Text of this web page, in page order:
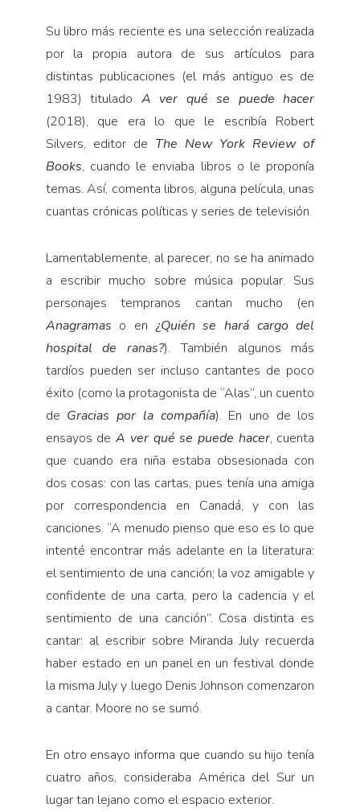
Su libro más reciente es una selección realizada
por la propia autora de sus artículos para
distintas publicaciones (el más antiguo es de
1983) titulado A ver qué se puede hacer
(2018), que era lo que le escribía Robert
Silvers, editor de The New York Review of
Books, cuando le enviaba libros o le proponía
temas. Así, comenta libros, alguna película, unas
cuantas crónicas políticas y series de televisión.
Lamentablemente, al parecer, no se ha animado
a escribir mucho sobre música popular. Sus
personajes tempranos cantan mucho (en
Anagramas o en¿Quién se hará cargo del
hospital de ranas?). También algunos más
tardíos pueden ser incluso cantantes de poco
éxito (como la protagonista de “Alas”, un cuento
de Gracias por la compañía). En uno de los
ensayos deA ver qué se puede hacer, cuenta
que cuando era niña estaba obsesionada con
dos cosas: con las cartas, pues tenía una amiga
por correspondencia en Canadá, y con las
canciones. “A menudo pienso que eso es lo que
intenté encontrar más adelante en la literatura:
el sentimiento de una canción; la voz amigable y
confidente de una carta, pero la cadencia y el
sentimiento de una canción”. Cosa distinta es
cantar: al escribir sobre Miranda July recuerda
haber estado en un panel en un festival donde
la misma July y luego Denis Johnson comenzaron
a cantar. Moore no se sumó.
En otro ensayo informa que cuando su hijo tenía
cuatro años, consideraba América del Sur un
lugar tan lejano como el espacio exterior.